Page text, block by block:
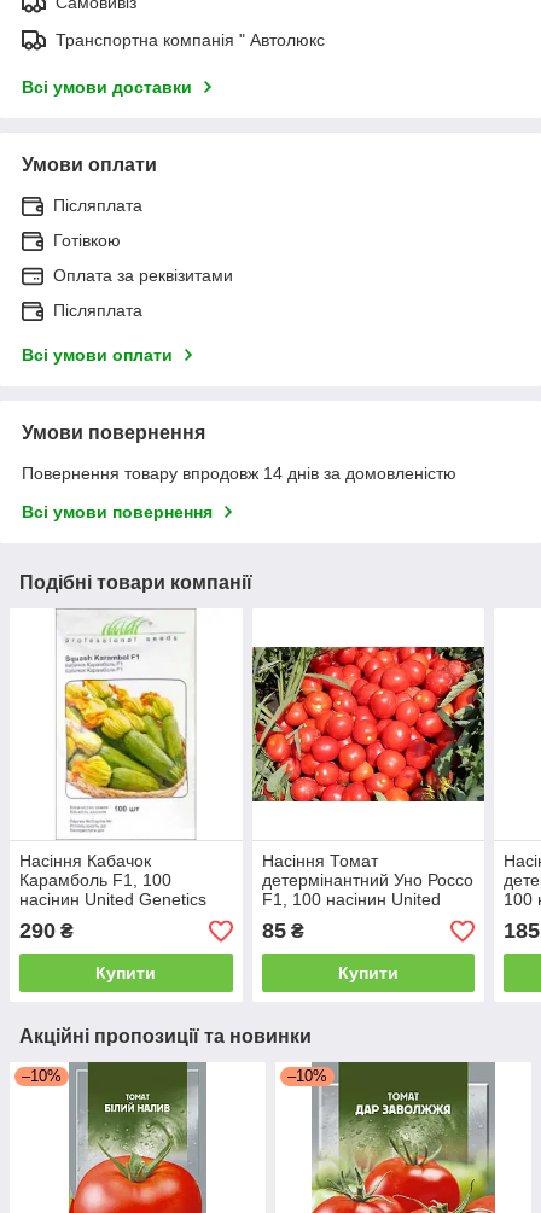
Транспортна компанія " Автолюкс
Всі умови доставки
Умови оплати
Післяплата
Готівкою
Оплата за реквізитами
Післяплата
Всі умови оплати
Умови повернення
Повернення товару впродовж 14 днів за домовленістю
Всі умови повернення
Подібні товари компанії
Насіння Кабачок
Карамболь F1, 100
насінин United Genetics
Професійне Насіння
290 ₴
Купити
Насіння Томат
детермінантний Уно Россо
F1, 100 насінин United
Genetics
85₴
Купити
100
Agro
185
Акційні пропозиції та новинки
–10% –10%